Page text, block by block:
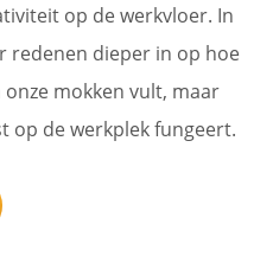
op de werkvloer. In
redenen dieper in op hoe
mokken vult, maar
op de werkplek fungeert.